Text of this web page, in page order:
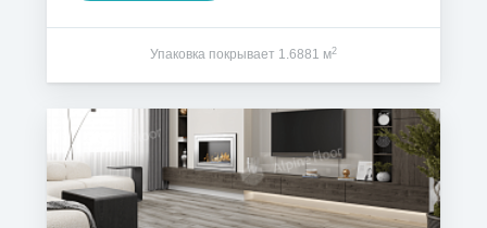
Упаковка покрывает 1.6881 м2